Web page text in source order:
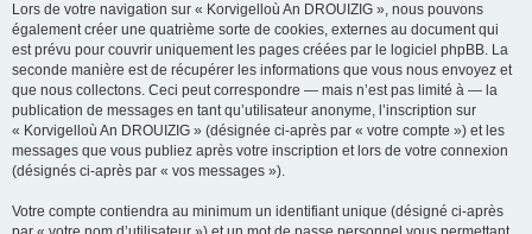
Lors de votre navigation sur « Korvigelloù An DROUIZIG », nous pouvons
également créer une quatrième sorte de cookies, externes au document qui
est prévu pour couvrir uniquement les pages créées par le logiciel phpBB. La
seconde manière est de récupérer les informations que vous nous envoyez et
que nous collectons. Ceci peut correspondre — mais n’est pas limité à — la
publication de messages en tant qu’utilisateur anonyme, l’inscription sur
« Korvigelloù An DROUIZIG » (désignée ci-après par « votre compte ») et les
messages que vous publiez après votre inscription et lors de votre connexion
(désignés ci-après par « vos messages »).
Votre compte contiendra au minimum un identifiant unique (désigné ci-après